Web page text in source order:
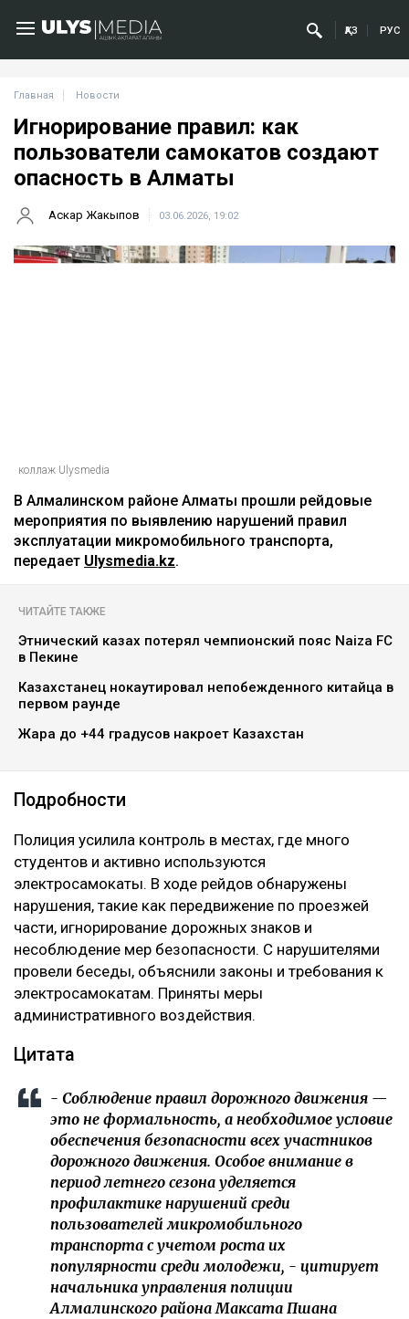
ҚАЗ РУС
Главная Новости
Игнорирование правил: как
пользователи самокатов создают
опасность в Алматы
Аскар Жакыпов 03.06.2026, 19:02
коллаж Ulysmedia
В Алмалинском районе Алматы прошли рейдовые
мероприятия по выявлению нарушений правил
эксплуатации микромобильного транспорта,
передает Ulysmedia.kz.
ЧИТАЙТЕ ТАКЖЕ
Этнический казах потерял чемпионский пояс Naiza FC
в Пекине
Казахстанец нокаутировал непобежденного китайца в
первом раунде
Жара до +44 градусов накроет Казахстан
Подробности
Полиция усилила контроль в местах, где много
студентов и активно используются
электросамокаты. В ходе рейдов обнаружены
нарушения, такие как передвижение по проезжей
части, игнорирование дорожных знаков и
несоблюдение мер безопасности. С нарушителями
провели беседы, объяснили законы и требования к
электросамокатам. Приняты меры
административного воздействия.
Цитата
- Соблюдение правил дорожного движения —
это не формальность, а необходимое условие
обеспечения безопасности всех участников
дорожного движения. Особое внимание в
период летнего сезона уделяется
профилактике нарушений среди
пользователей микромобильного
транспорта с учетом роста их
популярности среди молодежи, - цитирует
начальника управления полиции
Алмалинского района Максата Пшана